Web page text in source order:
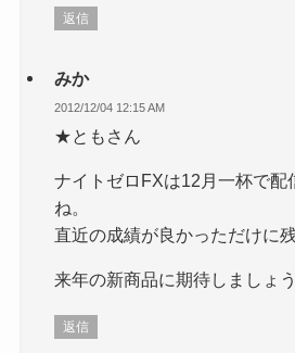
返信
みか
2012/12/04 12:15 AM
★ともさん
ナイトゼロFXは12月一杯で配
ね。
直近の成績が良かっただけに
来年の新商品に期待しましょう
返信